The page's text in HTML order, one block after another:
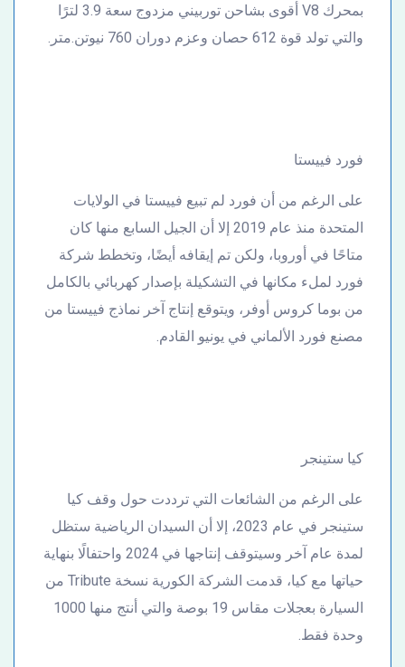
بمحرك V8 أقوى بشاحن توربيني مزدوج سعة 3.9 لترًا
والتي تولد قوة 612 حصان وعزم دوران 760 نيوتن.متر.
فورد فييستا
على الرغم من أن فورد لم تبيع فييستا في الولايات
المتحدة منذ عام 2019 إلا أن الجيل السابع منها كان
متاحًا في أوروبا، ولكن تم إيقافه أيضًا، وتخطط شركة
فورد لملء مكانها في التشكيلة بإصدار كهربائي بالكامل
من بوما كروس أوفر، ويتوقع إنتاج آخر نماذج فييستا من
مصنع فورد الألماني في يونيو القادم.
كيا ستينجر
على الرغم من الشائعات التي ترددت حول وقف كيا
ستينجر في عام 2023، إلا أن السيدان الرياضية ستظل
لمدة عام آخر وسيتوقف إنتاجها في 2024 واحتفالًا بنهاية
حياتها مع كيا، قدمت الشركة الكورية نسخة Tribute من
السيارة بعجلات مقاس 19 بوصة والتي أنتج منها 1000
وحدة فقط.